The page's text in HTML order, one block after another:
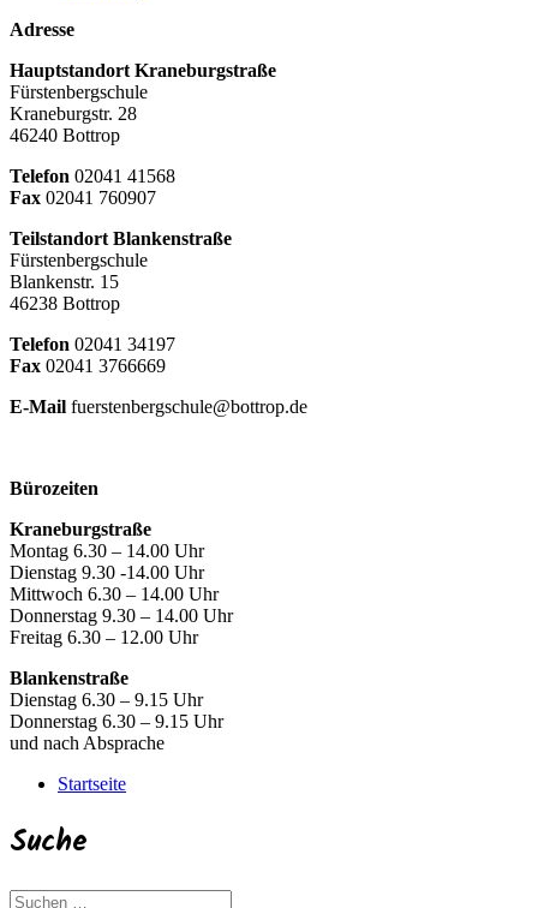
Adresse
Hauptstandort Kraneburgstraße
Fürstenbergschule
Kraneburgstr. 28
46240 Bottrop
Telefon 02041 41568
Fax 02041 760907
Teilstandort Blankenstraße
Fürstenbergschule
Blankenstr. 15
46238 Bottrop
Telefon 02041 34197
Fax 02041 3766669
E-Mail fuerstenbergschule@bottrop.de
Bürozeiten
Kraneburgstraße
Montag 6.30 – 14.00 Uhr
Dienstag 9.30 -14.00 Uhr
Mittwoch 6.30 – 14.00 Uhr
Donnerstag 9.30 – 14.00 Uhr
Freitag 6.30 – 12.00 Uhr
Blankenstraße
Dienstag 6.30 – 9.15 Uhr
Donnerstag 6.30 – 9.15 Uhr
und nach Absprache
Startseite
Suche
Suchen